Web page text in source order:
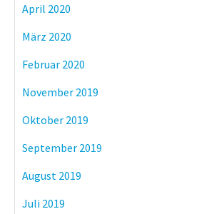
April 2020
März 2020
Februar 2020
November 2019
Oktober 2019
September 2019
August 2019
Juli 2019